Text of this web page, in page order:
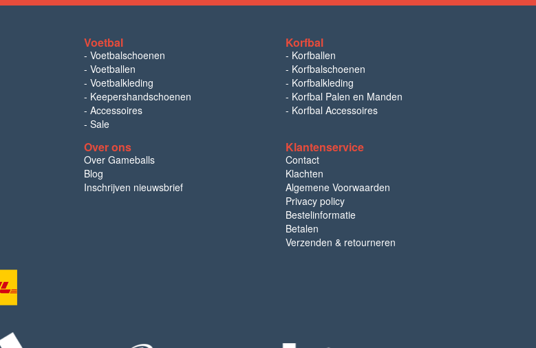
Voetbal
- Voetbalschoenen
- Voetballen
- Voetbalkleding
- Keepershandschoenen
- Accessoires
- Sale
Korfbal
- Korfballen
- Korfbalschoenen
- Korfbalkleding
- Korfbal Palen en Manden
- Korfbal Accessoires
Over ons
Over Gameballs
Blog
Inschrijven nieuwsbrief
Klantenservice
Contact
Klachten
Algemene Voorwaarden
Privacy policy
Bestelinformatie
Betalen
Verzenden & retourneren